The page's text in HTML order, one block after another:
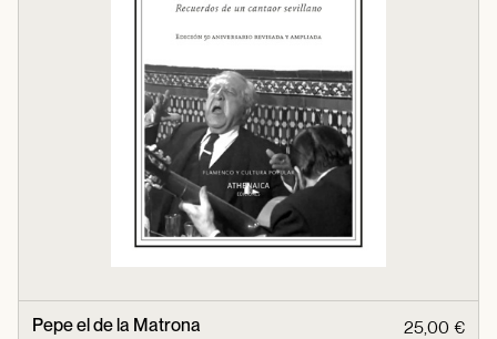
Pepe el de la Matrona 25,00 €